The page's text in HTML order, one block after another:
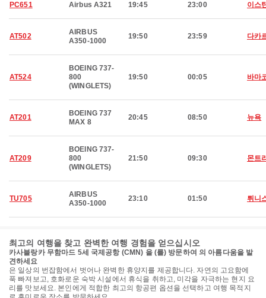
PC651 Airbus A321 19:45 23:00 이스
AT502
AIRBUS
A350-1000
19:50 23:59 다카
AT524
BOEING 737-
800
(WINGLETS)
19:50 00:05 바마
AT201
BOEING 737
MAX 8
20:45 08:50 뉴욕
AT209
BOEING 737-
800
(WINGLETS)
21:50 09:30 몬트
TU705
AIRBUS
A350-1000
23:10 01:50 튀니
최고의 여행을 찾고 완벽한 여행 경험을 얻으십시오
카사블랑카 무함마드 5세 국제공항 (CMN) 을 (를) 방문하여 의 아름다움을 발
견하세요
은 일상의 번잡함에서 벗어나 완벽한 휴양지를 제공합니다. 자연의 고요함에
푹 빠져보고, 호화로운 숙박 시설에서 휴식을 취하고, 미각을 자극하는 현지 요
리를 맛보세요. 본인에게 적합한 최고의 항공편 옵션을 선택하고 여행 목적지